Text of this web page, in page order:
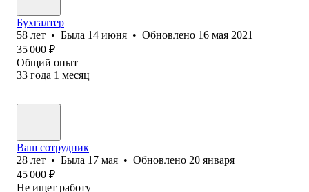
Бухгалтер
58 лет • Была 14 июня • Обновлено 16 мая 2021
35 000 ₽
Общий опыт
33 года 1 месяц
Ваш сотрудник
28 лет • Была 17 мая • Обновлено 20 января
45 000 ₽
Не ищет работу